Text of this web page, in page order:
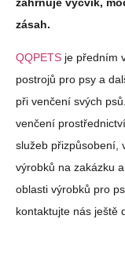
zásah.
QQPETS je předním
postrojů pro psy a
při venčení svých
venčení
služeb přizpůsobení,
výrobků na zakázku
oblasti výrobků pro
kontaktujte nás ještě